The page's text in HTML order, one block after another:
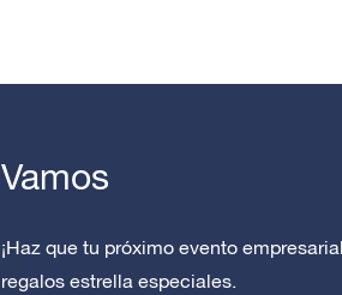
Vamos
¡Haz que tu próximo evento
regalos estrella especiales.